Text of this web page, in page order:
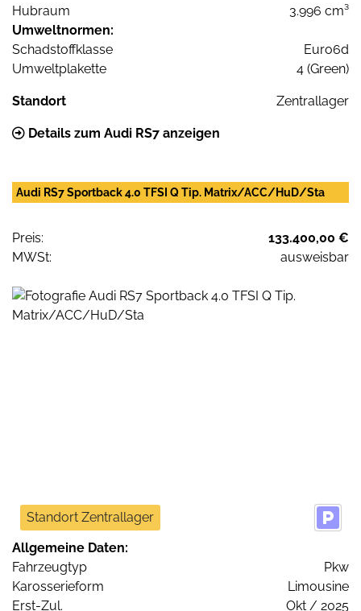
Hubraum
3.996 cm³
Umweltnormen:
Schadstoffklasse
Euro6d
Umweltplakette
4 (Green)
Standort Zentrallager
Details zum Audi RS7 anzeigen
Audi RS7 Sportback 4.0 TFSI Q Tip. Matrix/ACC/HuD/Sta
Preis:
133.400,00 €
MWSt:
ausweisbar
Standort Zentrallager
Allgemeine Daten:
Fahrzeugtyp
Pkw
Karosserieform
Limousine
Erst-Zul.
Okt / 2025